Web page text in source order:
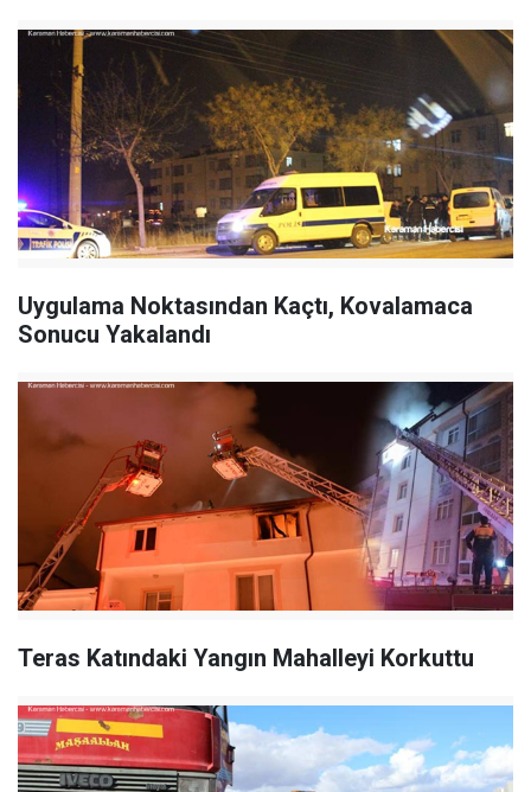
Uygulama Noktasından Kaçtı, Kovalamaca
Sonucu Yakalandı
Teras Katındaki Yangın Mahalleyi Korkuttu